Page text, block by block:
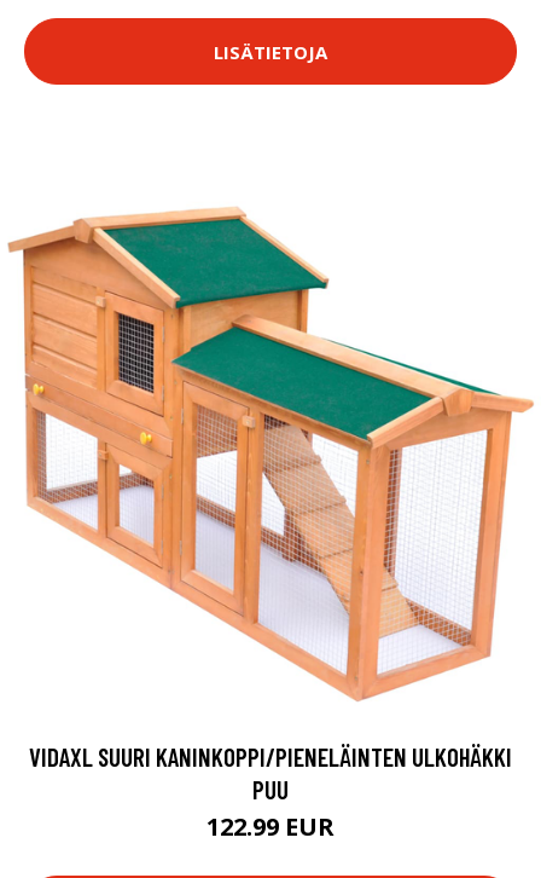
LISÄTIETOJA
VIDAXL SUURI KANINKOPPI/PIENELÄINTEN ULKOHÄKKI
PUU
122.99 EUR